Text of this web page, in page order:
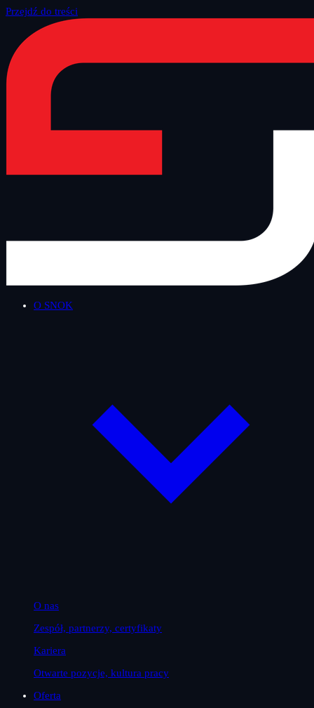
Przejdź do treści
O SNOK
O nas
Zespół, partnerzy, certyfikaty
Kariera
Otwarte pozycje, kultura pracy
Oferta
Strona główna